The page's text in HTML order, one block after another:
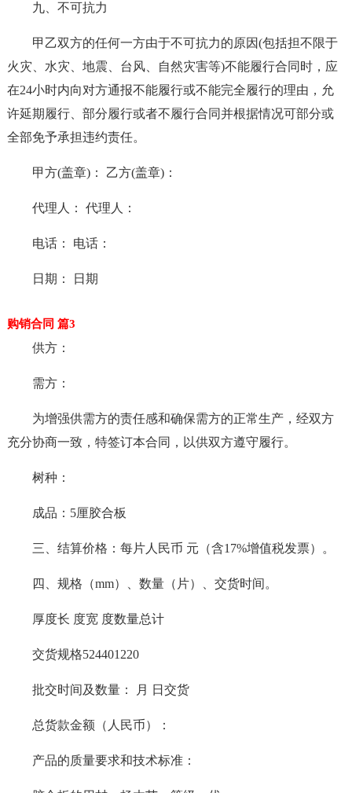
九、不可抗力
甲乙双方的任何一方由于不可抗力的原因(包括担不限于
火灾、水灾、地震、台风、自然灾害等)不能履行合同时，应
在24小时内向对方通报不能履行或不能完全履行的理由，允
许延期履行、部分履行或者不履行合同并根据情况可部分或
全部免予承担违约责任。
甲方(盖章)： 乙方(盖章)：
代理人： 代理人：
电话： 电话：
日期： 日期
购销合同 篇3
供方：
需方：
为增强供需方的责任感和确保需方的正常生产，经双方
充分协商一致，特签订本合同，以供双方遵守履行。
树种：
成品：5厘胶合板
三、结算价格：每片人民币 元（含17%增值税发票）。
四、规格（mm）、数量（片）、交货时间。
厚度长 度宽 度数量总计
交货规格524401220
批交时间及数量： 月 日交货
总货款金额（人民币）：
产品的质量要求和技术标准：